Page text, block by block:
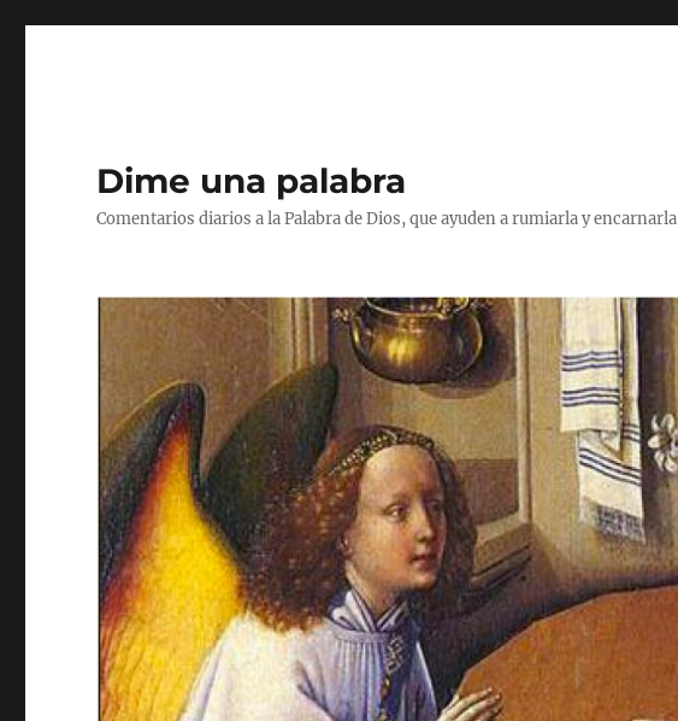
Dime una palabra
Comentarios diarios a la Palabra de Dios, que ayuden a rumiarla y encarnarla